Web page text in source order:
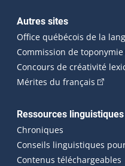
Autres sites
Office québécois de la
Commission de toponymie
Concours de créativité
Mérites du français (Cet
Ressources linguistiques
Chroniques
Conseils linguistiques
Contenus téléchargeables